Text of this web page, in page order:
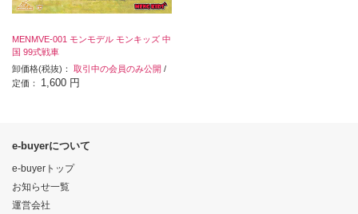
MENMVE-001 モンモデル モンキッズ 中
国 99式戦車
卸価格(税抜)： 取引中の会員のみ公開 /
定価： 1,600 円
e-buyerについて
e-buyerトップ
お知らせ一覧
運営会社